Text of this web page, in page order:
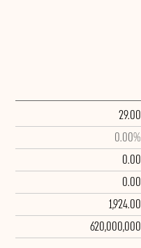
29.00
0.00%
0.00
0.00
1,924.00
620,000,000